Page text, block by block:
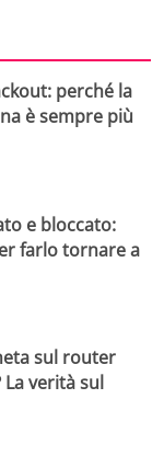
perché la
è sempre più
e bloccato:
farlo tornare a
sul router
verità sul